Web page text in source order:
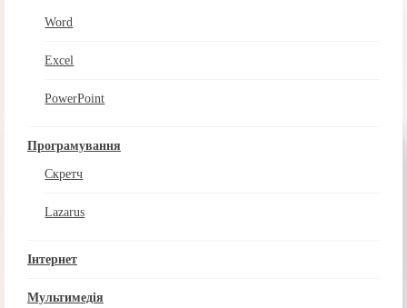
Word
Excel
PowerPoint
Програмування
Скретч
Lazarus
Інтернет
Мультимедія